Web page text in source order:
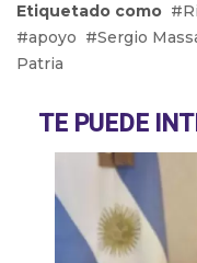
Lic. Eduardo
con sus hijos les
Etiquetado como
apoyo
Sergio
Patria
TE PUEDE